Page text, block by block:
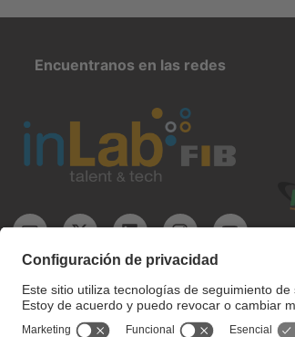
Encuentranos en las redes
inlab@fib.upc.edu